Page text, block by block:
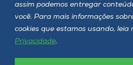
assim podemos entregar
você. Para mais informações
cookies que estamos usando, leia
Privacidade.